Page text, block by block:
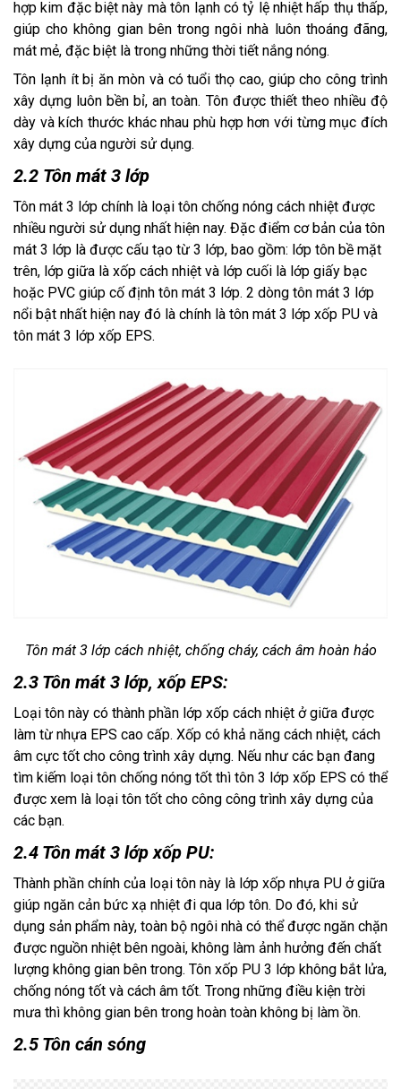
hợp kim đặc biệt này mà tôn lạnh có tỷ lệ nhiệt hấp thụ thấp,
giúp cho không gian bên trong ngôi nhà luôn thoáng đãng,
mát mẻ, đặc biệt là trong những thời tiết nắng nóng.
Tôn lạnh ít bị ăn mòn và có tuổi thọ cao, giúp cho công trình
xây dựng luôn bền bỉ, an toàn. Tôn được thiết theo nhiều độ
dày và kích thước khác nhau phù hợp hơn với từng mục đích
xây dựng của người sử dụng.
2.2 Tôn mát 3 lớp
Tôn mát 3 lớp chính là loại tôn chống nóng cách nhiệt được
nhiều người sử dụng nhất hiện nay. Đặc điểm cơ bản của tôn
mát 3 lớp là được cấu tạo từ 3 lớp, bao gồm: lớp tôn bề mặt
trên, lớp giữa là xốp cách nhiệt và lớp cuối là lớp giấy bạc
hoặc PVC giúp cố định tôn mát 3 lớp. 2 dòng tôn mát 3 lớp
nổi bật nhất hiện nay đó là chính là tôn mát 3 lớp xốp PU và
tôn mát 3 lớp xốp EPS.
Tôn mát 3 lớp cách nhiệt, chống cháy, cách âm hoàn hảo
2.3 Tôn mát 3 lớp, xốp EPS:
Loại tôn này có thành phần lớp xốp cách nhiệt ở giữa được
làm từ nhựa EPS cao cấp. Xốp có khả năng cách nhiệt, cách
âm cực tốt cho công trình xây dựng. Nếu như các bạn đang
tìm kiếm loại tôn chống nóng tốt thì tôn 3 lớp xốp EPS có thể
được xem là loại tôn tốt cho công công trình xây dựng của
các bạn.
2.4 Tôn mát 3 lớp xốp PU:
Thành phần chính của loại tôn này là lớp xốp nhựa PU ở giữa
giúp ngăn cản bức xạ nhiệt đi qua lớp tôn. Do đó, khi sử
dụng sản phẩm này, toàn bộ ngôi nhà có thể được ngăn chặn
được nguồn nhiệt bên ngoài, không làm ảnh hưởng đến chất
lượng không gian bên trong. Tôn xốp PU 3 lớp không bắt lửa,
chống nóng tốt và cách âm tốt. Trong những điều kiện trời
mưa thì không gian bên trong hoàn toàn không bị làm ồn.
2.5 Tôn cán sóng